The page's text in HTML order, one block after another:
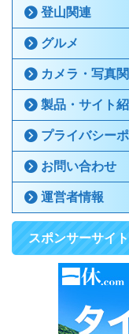
登山関連
グルメ
カメラ・写真
製品・サイト
プライバシー
お問い合わせ
運営者情報
スポンサーサイト